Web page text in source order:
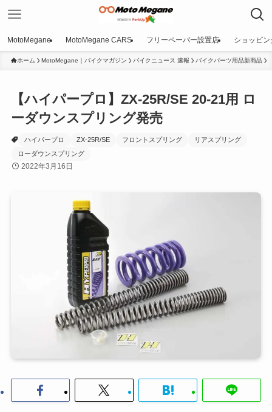
MotoMegane MotoMegane CARS フリーペーパー設置店 ショッピン
ホーム MotoMegane｜バイクマガジン バイクニュース 速報 バイクパーツ用品新商品
【ハイパープロ】ZX-25R/SE 20-21用 ロ
ーダウンスプリング発売
ハイパープロ ZX-25R/SE フロントスプリング
リアスプリング
ローダウンスプリング
2022年3月16日